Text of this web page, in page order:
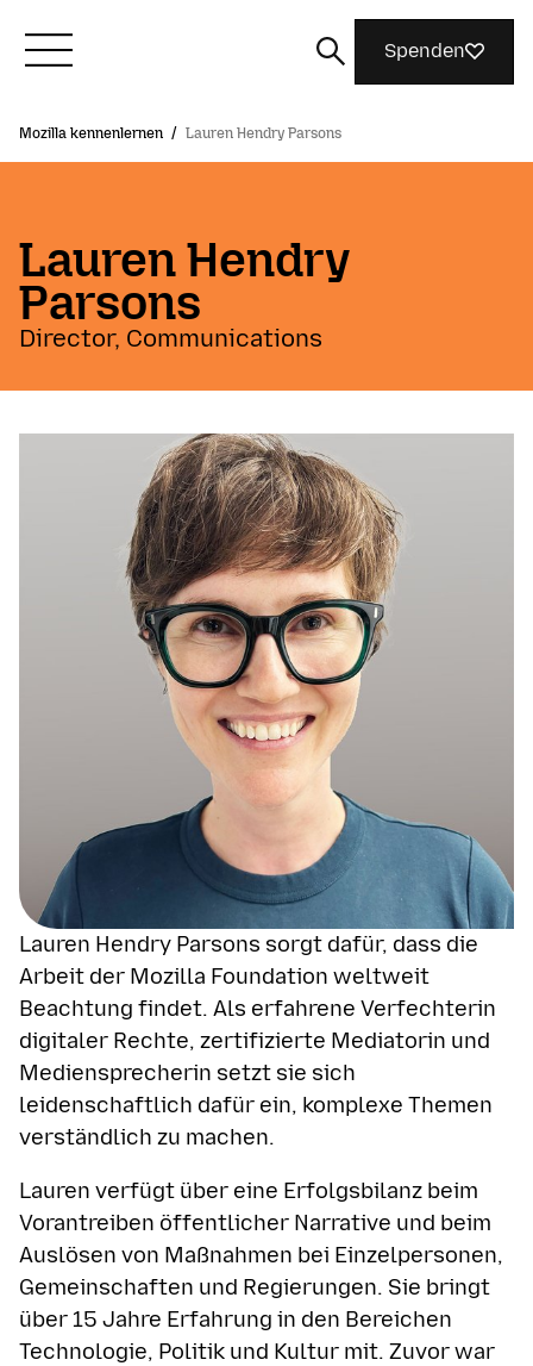
Lernen Sie Mozilla kennen
Was wir tun
Machen Sie mit
Spenden
Mozilla kennenlernen / Lauren Hendry Parsons
Lauren Hendry
Parsons
Director, Communications
Lauren Hendry Parsons sorgt dafür, dass die
Arbeit der Mozilla Foundation weltweit
Beachtung findet. Als erfahrene Verfechterin
digitaler Rechte, zertifizierte Mediatorin und
Mediensprecherin setzt sie sich
leidenschaftlich dafür ein, komplexe Themen
verständlich zu machen.
Lauren verfügt über eine Erfolgsbilanz beim
Vorantreiben öffentlicher Narrative und beim
Auslösen von Maßnahmen bei Einzelpersonen,
Gemeinschaften und Regierungen. Sie bringt
über 15 Jahre Erfahrung in den Bereichen
Technologie, Politik und Kultur mit. Zuvor war